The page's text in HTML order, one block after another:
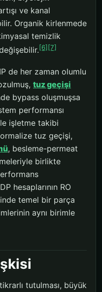
ve kanal
Organik kirlenmede
temizlik
[6] [7]
de her zaman olumlu
tuz geçişi
bypass oluşmuşsa
performansı
işletme takibi
tuz geçişi,
, besleme-permeat
birlikte
hesaplarının RO
temel bir parça
aynı birimle
tutulması, büyük